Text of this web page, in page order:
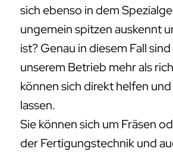
sich ebenso in dem
ungemein spitzen auskennt
ist? Genau in diesem Fall
unserem Betrieb mehr als
können sich direkt helfen
lassen.
Sie können sich um Fräsen
der Fertigungstechnik und